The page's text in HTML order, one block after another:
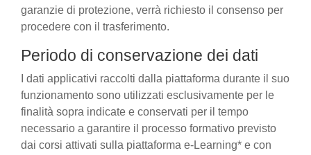
garanzie di protezione, verrà richiesto il consenso per
procedere con il trasferimento.
Periodo di conservazione dei dati
I dati applicativi raccolti dalla piattaforma durante il suo
funzionamento sono utilizzati esclusivamente per le
finalità sopra indicate e conservati per il tempo
necessario a garantire il processo formativo previsto
dai corsi attivati sulla piattaforma e-Learning* e con